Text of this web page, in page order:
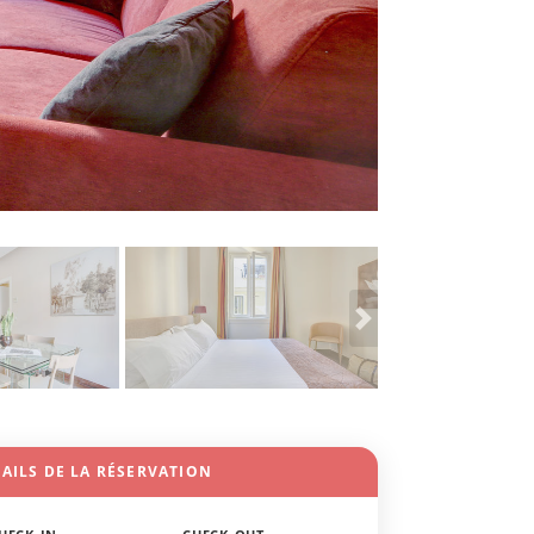
DE LA RÉSERVATION